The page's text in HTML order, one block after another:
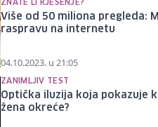
ZNATE LI RJEŠENJE?
Više od 50 miliona pregleda:
raspravu na internetu
04.10.2023. u 21:05
ZANIMLJIV TEST
Optička iluzija koja pokazuje
žena okreće?